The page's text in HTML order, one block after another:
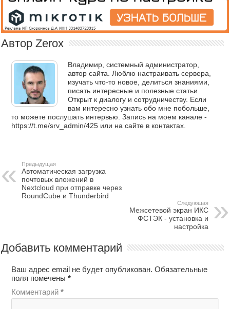
Автор Zerox
Владимир, системный администратор,
автор сайта. Люблю настраивать сервера,
изучать что-то новое, делиться знаниями,
писать интересные и полезные статьи.
Открыт к диалогу и сотрудничеству. Если
вам интересно узнать обо мне побольше,
то можете послушать интервью. Запись на моем канале -
https://t.me/srv_admin/425 или на сайте в контактах.
Предыдущая
Автоматическая загрузка
почтовых вложений в
Nextcloud при отправке через
RoundCube и Thunderbird
Следующая
Межсетевой экран ИКС
ФСТЭК - установка и
настройка
Добавить комментарий
Ваш адрес email не будет опубликован. Обязательные
поля помечены*
Комментарий*